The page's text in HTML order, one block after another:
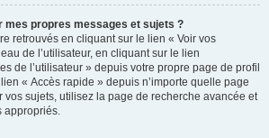
mes propres messages et sujets ?
retrouvés en cliquant sur le lien « Voir vos
de l’utilisateur, en cliquant sur le lien
de l’utilisateur » depuis votre propre page de profil
« Accès rapide » depuis n’importe quelle page
vos sujets, utilisez la page de recherche avancée et
appropriés.